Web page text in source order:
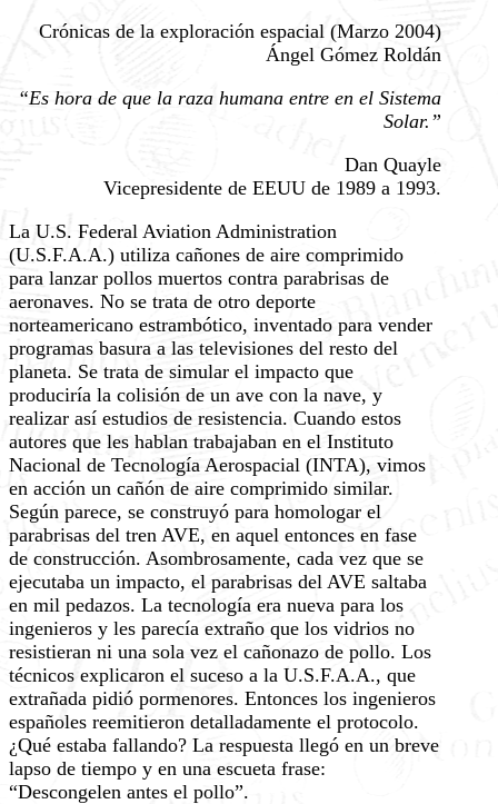
Crónicas de la exploración espacial (Marzo 2004)
Ángel Gómez Roldán
“Es hora de que la raza humana entre en el Sistema
Solar.”
Dan Quayle
Vicepresidente de EEUU de 1989 a 1993.
La U.S. Federal Aviation Administration
(U.S.F.A.A.) utiliza cañones de aire comprimido
para lanzar pollos muertos contra parabrisas de
aeronaves. No se trata de otro deporte
norteamericano estrambótico, inventado para vender
programas basura a las televisiones del resto del
planeta. Se trata de simular el impacto que
produciría la colisión de un ave con la nave, y
realizar así estudios de resistencia. Cuando estos
autores que les hablan trabajaban en el Instituto
Nacional de Tecnología Aerospacial (INTA), vimos
en acción un cañón de aire comprimido similar.
Según parece, se construyó para homologar el
parabrisas del tren AVE, en aquel entonces en fase
de construcción. Asombrosamente, cada vez que se
ejecutaba un impacto, el parabrisas del AVE saltaba
en mil pedazos. La tecnología era nueva para los
ingenieros y les parecía extraño que los vidrios no
resistieran ni una sola vez el cañonazo de pollo. Los
técnicos explicaron el suceso a la U.S.F.A.A., que
extrañada pidió pormenores. Entonces los ingenieros
españoles reemitieron detalladamente el protocolo.
¿Qué estaba fallando? La respuesta llegó en un breve
lapso de tiempo y en una escueta frase:
“Descongelen antes el pollo”.